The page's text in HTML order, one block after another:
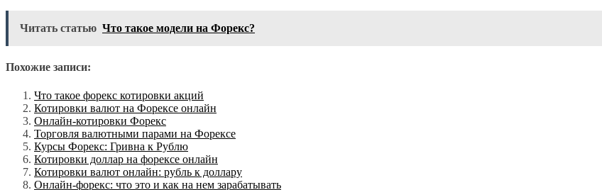
Читать статью Что такое модели на Форекс?
Похожие записи:
Что такое форекс котировки акций
Котировки валют на Форексе онлайн
Онлайн-котировки Форекс
Торговля валютными парами на Форексе
Курсы Форекс: Гривна к Рублю
Котировки доллар на форексе онлайн
Котировки валют онлайн: рубль к доллару
Онлайн-форекс: что это и как на нем зарабатывать